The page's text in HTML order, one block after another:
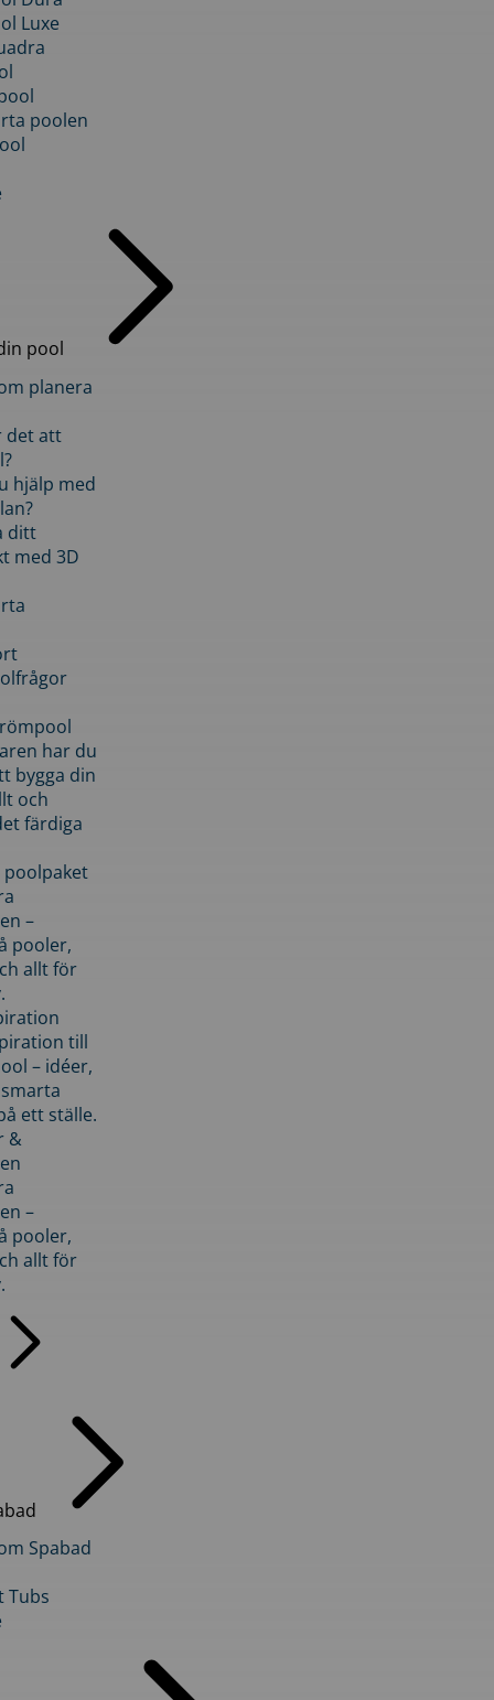
Luxe
poolen
pool
planera
det att
hjälp med
ditt
med 3D
har du
bygga din
och
färdiga
–
pooler,
allt för
till
– idéer,
ett ställe.
&
–
pooler,
allt för
Spabad
Tubs